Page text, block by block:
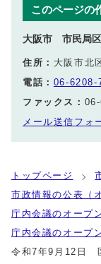
このページの
大阪市 市民局区
住所： 大阪市北
電話： 06-6208-
ファックス：
メール送信フォ
トップページ
市政情報の公表（
庁内会議のオープ
庁内会議のオープ
令和7年9月12日